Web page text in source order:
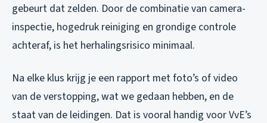
gebeurt dat zelden. Door de combinatie van camera-
inspectie, hogedruk reiniging en grondige controle
achteraf, is het herhalingsrisico minimaal.
Na elke klus krijg je een rapport met foto’s of video
van de verstopping, wat we gedaan hebben, en de
staat van de leidingen. Dat is vooral handig voor VvE’s